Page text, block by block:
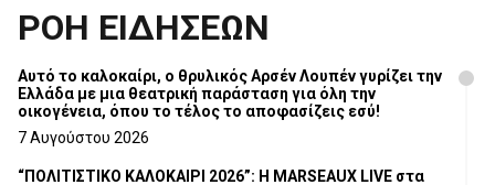
ΡΟΗ ΕΙΔΗΣΕΩΝ
Αυτό το καλοκαίρι, ο θρυλικός Αρσέν Λουπέν γυρίζει την
Ελλάδα με μια θεατρική παράσταση για όλη την
οικογένεια, όπου το τέλος το αποφασίζεις εσύ!
7 Αυγούστου 2026
“ΠΟΛΙΤΙΣΤΙΚΟ ΚΑΛΟΚΑΙΡΙ 2026”: Η MARSEAUX LIVE στα